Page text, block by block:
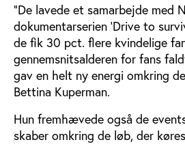
"De lavede et samarbejde med
dokumentarserien 'Drive to
de fik 30 pct. flere kvindelige
gennemsnitsalderen for fans
gav en helt ny energi omkring
Bettina Kuperman.
Hun fremhævede også de
skaber omkring de løb, der